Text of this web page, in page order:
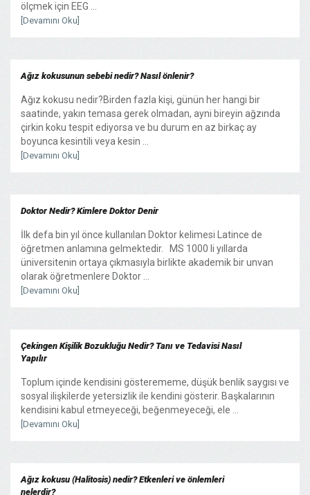
ölçmek için EEG ...
[Devamını Oku]
Ağız kokusunun sebebi nedir? Nasıl önlenir?
Ağız kokusu nedir?Birden fazla kişi, günün her hangi bir
saatinde, yakın temasa gerek olmadan, ayni bireyin ağzında
çirkin koku tespit ediyorsa ve bu durum en az birkaç ay
boyunca kesintili veya kesin ...
[Devamını Oku]
Doktor Nedir? Kimlere Doktor Denir
İlk defa bin yıl önce kullanılan Doktor kelimesi Latince de
öğretmen anlamına gelmektedir. MS 1000 li yıllarda
üniversitenin ortaya çıkmasıyla birlikte akademik bir unvan
olarak öğretmenlere Doktor ...
[Devamını Oku]
Çekingen Kişilik Bozukluğu Nedir? Tanı ve Tedavisi Nasıl
Yapılır
Toplum içinde kendisini gösterememe, düşük benlik saygısı ve
sosyal ilişkilerde yetersizlik ile kendini gösterir. Başkalarının
kendisini kabul etmeyeceği, beğenmeyeceği, ele ...
[Devamını Oku]
Ağız kokusu (Halitosis) nedir? Etkenleri ve önlemleri
nelerdir?